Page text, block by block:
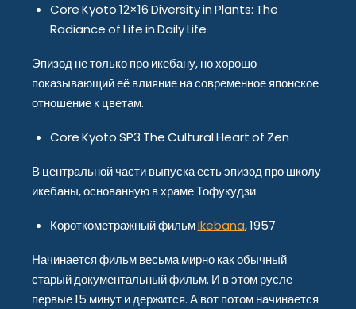
Core Kyoto 12×16 Diversity in Plants: The
Radiance of Life in Daily Life
Эпизод не только про икебану, но хорошо
показывающий её влияние на современное японское
отношение к цветам.
Core Kyoto SP3 The Cultural Heart of Zen
В центральной части выпуска есть эпизод про школу
икебаны, основанную в храме Тофукудзи
Короткометражный фильмIkebana, 1957
Начинается фильм весьма мирно как обычный
старый документальный фильм. И в этом русле
первые 15 минут и держится. А вот потом начинается